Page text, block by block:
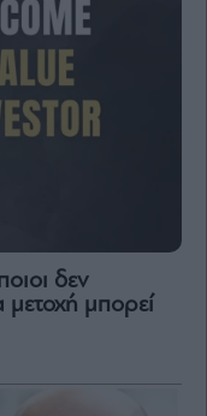
δεν
μετοχή μπορεί